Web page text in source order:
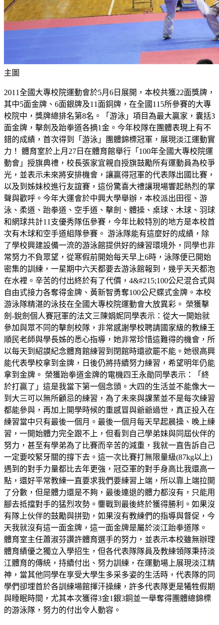
主圖
2011全國大專校院運動會於5月6日展開，本校共獲22面獎牌，
其中5面金牌、6面銀牌及11面銅牌，在全國115所參賽的大專
校院中，獎牌總排名第8名。「游泳」項目為最大贏家，囊括3
面金牌，擊劍及跆拳道各摘1金。今年校隊在團體表現上有不
錯的成績，首次得到「游泳」團體錦標冠軍，展現淡江運動實
力！ 體育室於上月27日在體育館舉行「100年全國大專校院運
動會」授旗典禮，校長張家宜親自授旗鼓勵所有運動員為校爭
光，並表示未來將安排機會，讓贏得冠軍的代表隊出國比賽，
以及到姊妹校進行友誼賽，這份驚喜大禮讓現場響起熱烈的掌
聲與歡呼。今年大運會於中興大學舉辦，本校派出田徑、游
泳、柔道、跆拳道、空手道、擊劍、體操、桌球、木球、羽球
和網球共計11支優秀隊伍參賽，今年比較特別的地方是本校首
次有木球和空手道組隊參賽。 游泳隊能有這麼好的成績，除
了學校興建設備一流的游泳館提供好的練習環境外，同學也非
常努力不負眾望，從寒假前開始每天早上6時，泳隊便已開始
密集的訓練，一星期中六天都要去游泳館報到，幾乎天天都泡
在水裡。辛苦的付出終於有了代價，4&#215;100公尺混合式與
自由式接力各奪得金牌、黃新智勇奪100公尺蝶式金牌。本校
游泳隊精湛的泳技在全國大專校院運動會大放異彩。 榮獲擊
劍-銳劍個人賽冠軍的法文三陳娟妮同學表示：從大一開始就
參加與眾不同的擊劍校隊，非常感謝學校聘請國家級的教練王
順民老師與學長姊的悉心指導，她非常珍惜這難得的機會，所
以每天到紹謨紀念體育館練習到閉館時還欲罷不能。她很高興
能代表學校拿到金牌，日後仍將持續努力練習，希望明年仍能
拿到金牌。 榮獲跆拳道金牌的電機四王永勛同學表示：「終
於打贏了」這是我當下第一個念頭。大四的生活並不能像大一
到大三可以無所顧忌的練習，為了未來與課業並不是每次練習
都能參與，再加上開學時候的重感冒與爺爺過世，真正投入在
練習當中只有最後一個月。最後一個月每天早起晨操、晚上練
習，一開始體力完全跟不上，但看到自己學弟妹與同屆伙伴的
努力，甚至有學弟為了比賽而辛苦的減重，我就一直告訴自己
一定要咬緊牙關的撐下去。這一次比賽打無限量級(87kg以上)
遇到的對手力量都比去年更強，冠亞軍的對手身高比我還高一
點，還好平常教練一直要求我們要練習上端，所以靠上端拉開
了分數，但是體力還是不夠，最後連退的體力都沒有，只能用
腳去抵擋對手的猛烈攻勢。鏖戰到最後終於獲得勝利。如果沒
有隊上伙伴的鼓勵與拼勁，如果沒有教練們的指導與督促，今
天我就沒有這一面金牌，這一面金牌是屬於淡江跆拳道隊。
體育室主任蕭淑芬讚許體育選手的努力，並表示本校雖無辦理
體育績優之獨立入學招生，但各代表隊隊員及教練領隊秉持淡
江體育的傳統，持續付出、努力訓練，在運動場上展現淡江精
神，當其他同學在享受大學生多采多姿的生活時，代表隊的同
學們卻埋首於各訓練場館揮汗操練，許多代表隊更是犧牲假期
與睡眠時間，尤其本次獲得3金1銀3銅並一舉奪得團體總錦標
的游泳隊，努力的付出令人動容。